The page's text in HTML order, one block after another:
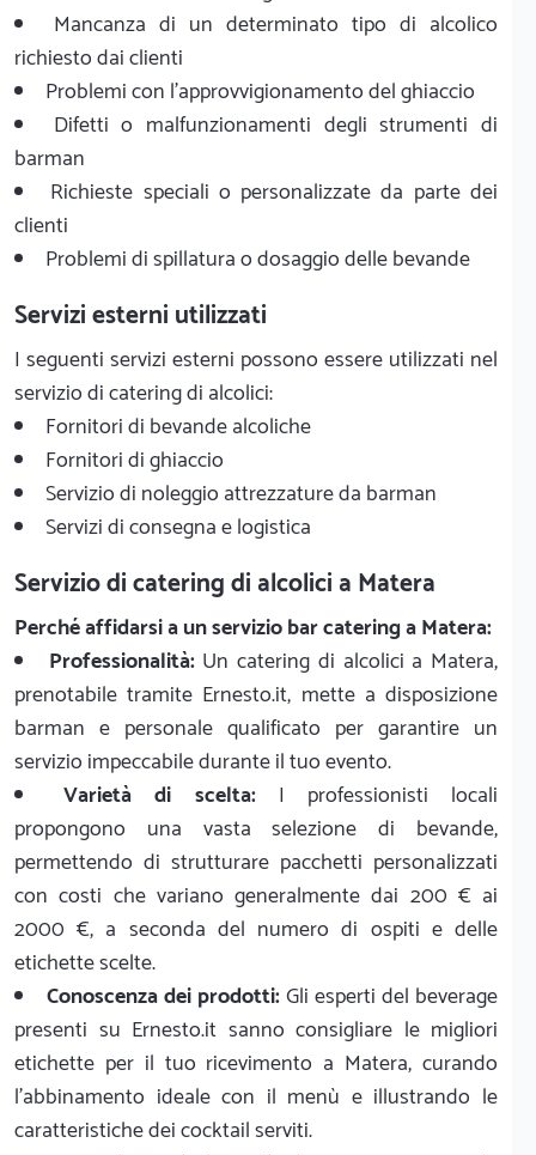
Mancanza di un determinato tipo di alcolico
richiesto dai clienti
Problemi con l'approvvigionamento del ghiaccio
Difetti o malfunzionamenti degli strumenti di
barman
Richieste speciali o personalizzate da parte dei
clienti
Problemi di spillatura o dosaggio delle bevande
Servizi esterni utilizzati
I seguenti servizi esterni possono essere utilizzati nel
servizio di catering di alcolici:
Fornitori di bevande alcoliche
Fornitori di ghiaccio
Servizio di noleggio attrezzature da barman
Servizi di consegna e logistica
Servizio di catering di alcolici a Matera
Perché affidarsi a un servizio bar catering a Matera:
Professionalità:Un catering di alcolici a Matera,
prenotabile tramite Ernesto.it, mette a disposizione
barman e personale qualificato per garantire un
servizio impeccabile durante il tuo evento.
Varietà di scelta:I professionisti locali
propongono una vasta selezione di bevande,
permettendo di strutturare pacchetti personalizzati
con costi che variano generalmente dai 200 € ai
2000 €, a seconda del numero di ospiti e delle
etichette scelte.
Conoscenza dei prodotti:Gli esperti del beverage
presenti su Ernesto.it sanno consigliare le migliori
etichette per il tuo ricevimento a Matera, curando
l'abbinamento ideale con il menù e illustrando le
caratteristiche dei cocktail serviti.